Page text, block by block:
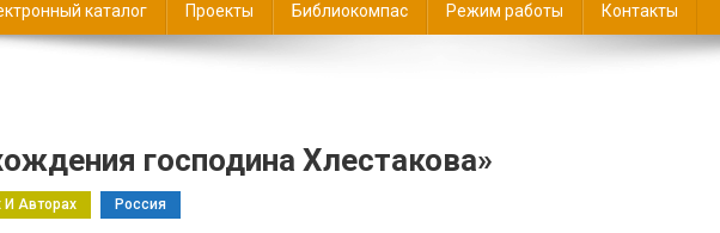
каталог Проекты Библиокомпас Режим работы Контакты
господина Хлестакова»
И Авторах Россия